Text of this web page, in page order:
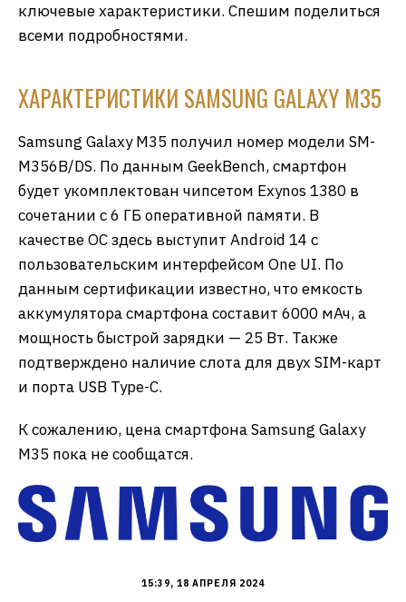
ключевые характеристики. Спешим поделиться
всеми подробностями.
ХАРАКТЕРИСТИКИ SAMSUNG GALAXY M35
Samsung Galaxy M35 получил номер модели SM-
M356B/DS. По данным GeekBench, смартфон
будет укомплектован чипсетом Exynos 1380 в
сочетании с 6 ГБ оперативной памяти. В
качестве ОС здесь выступит Android 14 с
пользовательским интерфейсом One UI. По
данным сертификации известно, что емкость
аккумулятора смартфона составит 6000 мАч, а
мощность быстрой зарядки — 25 Вт. Также
подтверждено наличие слота для двух SIM-карт
и порта USB Type-C.
К сожалению, цена смартфона Samsung Galaxy
M35 пока не сообщатся.
15:39, 18 АПРЕЛЯ 2024